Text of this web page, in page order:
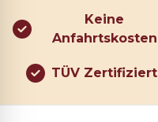
Keine
Anfahrtskosten
TÜV Zertifiziert